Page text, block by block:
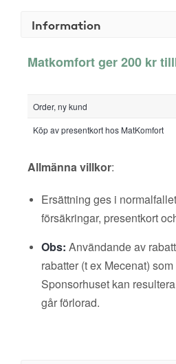
Information
Matkomfort ger 200 kr
Order, ny kund
Köp av presentkort hos MatKomfort
Allmänna villkor:
Ersättning ges i
försäkringar, presentkort
Obs: Användande av
rabatter (t ex Mecenat)
Sponsorhuset kan
går förlorad.